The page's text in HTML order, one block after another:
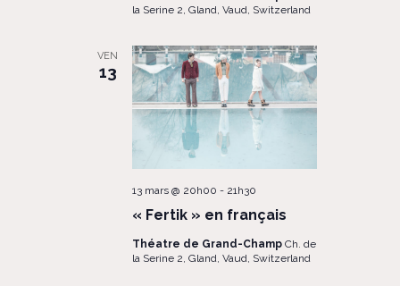
la Serine 2, Gland, Vaud, Switzerland
VEN
13
« Fertik » en français
13 mars @ 20h00 - 21h30
Théatre de Grand-Champ Ch. de
la Serine 2, Gland, Vaud, Switzerland